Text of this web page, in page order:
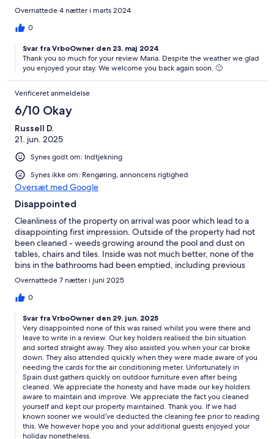
Overnattede 4 nætter i marts 2024
0
Svar fra VrboOwner den 23. maj 2024
Thank you so much for your review Maria. Despite the weather we glad
you enjoyed your stay. We welcome you back again soon. 🙂
Verificeret anmeldelse
6/10 Okay
Russell D.
21. jun. 2025
Synes godt om: Indtjekning
Synes ikke om: Rengøring, annoncens rigtighed
Oversæt med Google
Disappointed
Cleanliness of the property on arrival was poor which lead to a
disappointing first impression. Outside of the property had not
been cleaned - weeds growing around the pool and dust on
tables, chairs and tiles. Inside was not much better, none of the
bins in the bathrooms had been emptied, including previous
guests sanitary products. 2 of the air conditioning units didnt
work which transpired to be due to needing a top up card for
the meter - this was not made clear to us at any time. We quickly
property, we spent our own time cleaning the outside and
making it fit for our visit. We know the area well and whilst the
property is not really close enough to walk to restaurants etc,
there are good local and cheap taxi options.
Overnattede 7 nætter i juni 2025
0
Svar fra VrboOwner den 29. jun. 2025
Very disappointed none of this was raised whilst you were there and
leave to write in a review. Our key holders realised the bin situation
and sorted straight away. They also assisted you when your car broke
down. They also attended quickly when they were made aware of you
needing the cards for the air conditioning meter. Unfortunately in
Spain dust gathers quickly on outdoor furniture even after being
cleaned. We appreciate the honesty and have made our key holders
aware to maintain and improve. We appreciate the fact you cleaned
yourself and kept our property maintained. Thank you. If we had
known sooner we would’ve deducted the cleaning fee prior to reading
this. We however hope you and your additional guests enjoyed your
holiday nonetheless.